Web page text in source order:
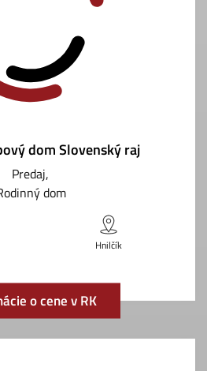
dom Slovenský raj
Predaj
dom
Hnilčík
o cene v RK